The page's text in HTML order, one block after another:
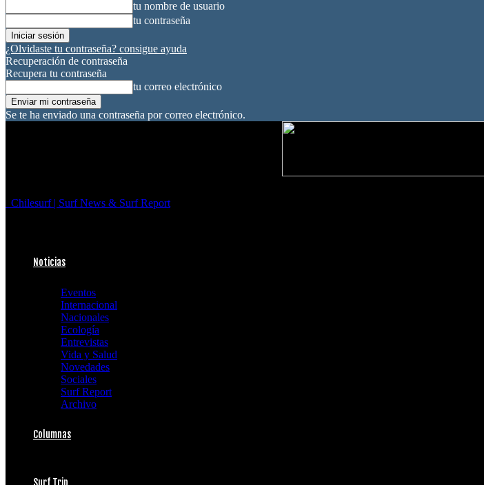
tu nombre de usuario
tu contraseña
¿Olvidaste tu contraseña? consigue ayuda
Recuperación de contraseña
Recupera tu contraseña
tu correo electrónico
Se te ha enviado una contraseña por correo electrónico.
Chilesurf | Surf News & Surf Report
Noticias
Eventos
Internacional
Nacionales
Ecología
Entrevistas
Vida y Salud
Novedades
Sociales
Surf Report
Archivo
Columnas
Surf Trip